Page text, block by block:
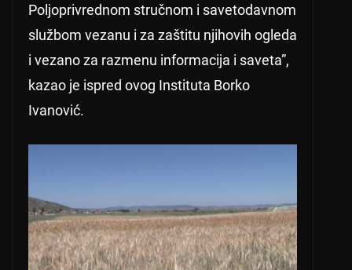
Poljoprivrednom stručnom i savetodavnom
službom vezanu i za zaštitu njihovih ogleda
i vezano za razmenu informacija i saveta”,
kazao je ispred ovog Instituta Borko
Ivanović.